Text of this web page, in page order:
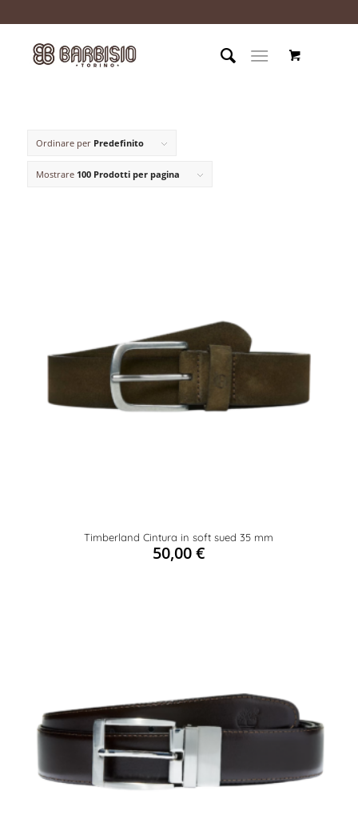
Ordinare per Predefinito
Mostrare 100 Prodotti per pagina
Timberland Cintura in soft sued 35 mm
50,00€